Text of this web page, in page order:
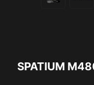
SPATIUM